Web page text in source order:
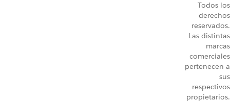
Todos los
derechos
reservados.
Las distintas
marcas
comerciales
pertenecen a
sus
respectivos
propietarios.